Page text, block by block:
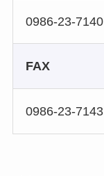
0986-23-7140
FAX
0986-23-7143